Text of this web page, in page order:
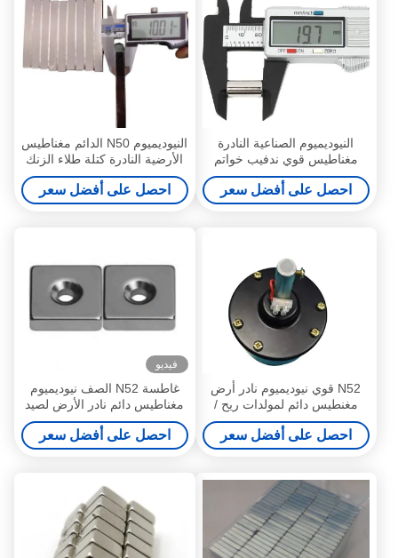
النيوديميوم الصناعية النادرة
مغناطيس قوي ندفيب خواتم
المغناطيس مع هول
احصل على أفضل سعر
النيوديميوم N50 الدائم مغناطيس
الأرضية النادرة كتلة طلاء الزنك
احصل على أفضل سعر
N52 قوي نيوديميوم نادر أرض
مغنطيس دائم لمولدات ريح /
محرك
احصل على أفضل سعر
فيديو
غاطسة N52 الصف نيوديميوم
مغناطيس دائم نادر الأرض لصيد
الأسماك
احصل على أفضل سعر